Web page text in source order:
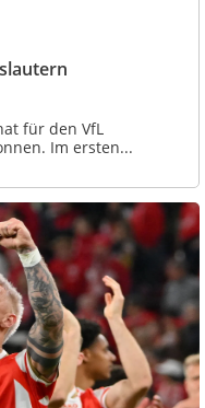
für den VfL
Im ersten...